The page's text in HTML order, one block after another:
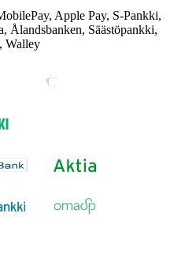
Apple Pay, S-Pankki,
Ålandsbanken, Säästöpankki,
Walley